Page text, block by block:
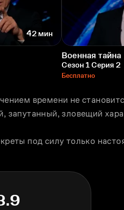
42 мин
Военная тайна
Сезон 1 Серия 2
Бесплатно
времени не
запутанный, зловещий
под силу только